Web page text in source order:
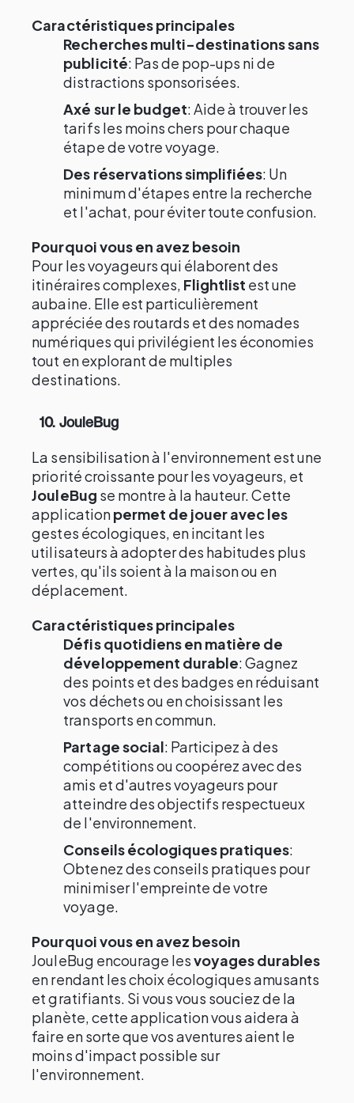
Caractéristiques principales
Recherches multi-destinations sans
publicité: Pas de pop-ups ni de
distractions sponsorisées.
Axé sur le budget: Aide à trouver les
tarifs les moins chers pour chaque
étape de votre voyage.
Des réservations simplifiées: Un
minimum d'étapes entre la recherche
et l'achat, pour éviter toute confusion.
Pourquoi vous en avez besoin
Pour les voyageurs qui élaborent des
itinéraires complexes, Flightlist est une
aubaine. Elle est particulièrement
appréciée des routards et des nomades
numériques qui privilégient les économies
tout en explorant de multiples
destinations.
10. JouleBug
La sensibilisation à l'environnement est une
priorité croissante pour les voyageurs, et
JouleBug se montre à la hauteur. Cette
applicationpermet de jouer avec les
gestes écologiques, en incitant les
utilisateurs à adopter des habitudes plus
vertes, qu'ils soient à la maison ou en
déplacement.
Caractéristiques principales
Défis quotidiens en matière de
développement durable: Gagnez
des points et des badges en réduisant
vos déchets ou en choisissant les
transports en commun.
Partage social: Participez à des
compétitions ou coopérez avec des
amis et d'autres voyageurs pour
atteindre des objectifs respectueux
de l'environnement.
Conseils écologiques pratiques:
Obtenez des conseils pratiques pour
minimiser l'empreinte de votre
voyage.
Pourquoi vous en avez besoin
JouleBug encourage lesvoyages durables
en rendant les choix écologiques amusants
et gratifiants. Si vous vous souciez de la
planète, cette application vous aidera à
faire en sorte que vos aventures aient le
moins d'impact possible sur
l'environnement.